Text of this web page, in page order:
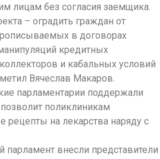
лицам без согласия заемщика.
– оградить граждан от
в договорах
кредитных
и кабальных условий
Вячеслав Макаров.
парламентарии поддержали
поликлиникам
рецепты на лекарства наряду с
парламент внесли представители